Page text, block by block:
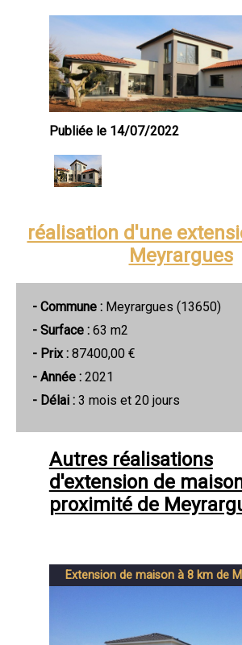
Publiée le 14/07/2022
réalisation d'une
Meyrargues
- Commune : Meyrargues (13650)
- Surface : 63 m2
- Prix : 87400,00 €
- Année : 2021
- Délai : 3 mois et 20 jours
Autres réalisations
d'extension de
proximité de
Extension de maison à 8 km de